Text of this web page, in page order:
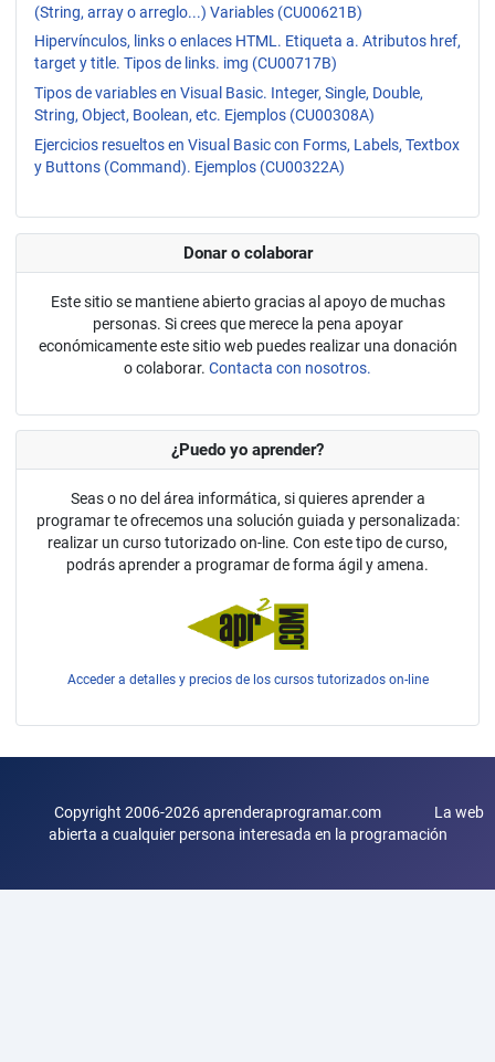
(String, array o arreglo...) Variables (CU00621B)
Hipervínculos, links o enlaces HTML. Etiqueta a. Atributos href,
target y title. Tipos de links. img (CU00717B)
Tipos de variables en Visual Basic. Integer, Single, Double,
String, Object, Boolean, etc. Ejemplos (CU00308A)
Ejercicios resueltos en Visual Basic con Forms, Labels, Textbox
y Buttons (Command). Ejemplos (CU00322A)
Donar o colaborar
Este sitio se mantiene abierto gracias al apoyo de muchas
personas. Si crees que merece la pena apoyar
económicamente este sitio web puedes realizar una donación
o colaborar. Contacta con nosotros.
¿Puedo yo aprender?
Seas o no del área informática, si quieres aprender a
programar te ofrecemos una solución guiada y personalizada:
realizar un curso tutorizado on-line. Con este tipo de curso,
podrás aprender a programar de forma ágil y amena.
Acceder a detalles y precios de los cursos tutorizados on-line
Copyright 2006-2026 aprenderaprogramar.com La web
abierta a cualquier persona interesada en la programación